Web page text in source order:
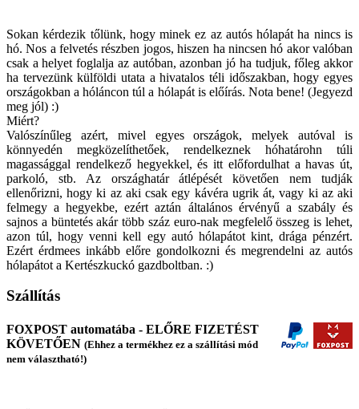
Sokan kérdezik tőlünk, hogy minek ez az autós hólapát ha nincs is
hó. Nos a felvetés részben jogos, hiszen ha nincsen hó akor valóban
csak a helyet foglalja az autóban, azonban jó ha tudjuk, főleg akkor
ha tervezünk külföldi utata a hivatalos téli időszakban, hogy egyes
országokban a hóláncon túl a hólapát is előírás. Nota bene! (Jegyezd
meg jól) :)
Miért?
Valószínűleg azért, mivel egyes országok, melyek autóval is
könnyedén megközelíthetőek, rendelkeznek hóhatárohn túli
magassággal rendelkező hegyekkel, és itt előfordulhat a havas út,
parkoló, stb. Az országhatár átlépését követően nem tudják
ellenőrizni, hogy ki az aki csak egy kávéra ugrik át, vagy ki az aki
felmegy a hegyekbe, ezért aztán általános érvényű a szabály és
sajnos a büntetés akár több száz euro-nak megfelelő összeg is lehet,
azon túl, hogy venni kell egy autó hólapátot kint, drága pénzért.
Ezért érdmees inkább előre gondolkozni és megrendelni az autós
hólapátot a Kertészkuckó gazdboltban. :)
Szállítás
FOXPOST automatába - ELŐRE FIZETÉST
KÖVETŐEN (Ehhez a termékhez ez a szállítási mód
nem választható!)